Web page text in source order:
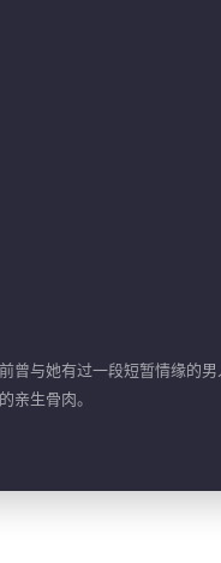
与她有过一段短暂情缘的
亲生骨肉。